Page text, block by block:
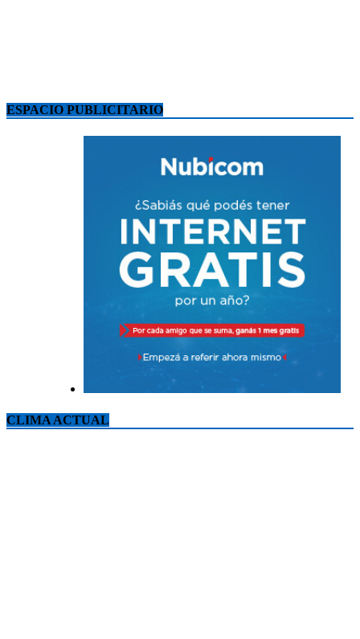
ESPACIO PUBLICITARIO
CLIMA ACTUAL